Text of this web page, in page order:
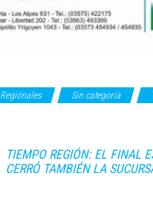
Regiónales Sin categoría
TIEMPO REGIÓN: EL FINAL
CERRÓ TAMBIÉN LA